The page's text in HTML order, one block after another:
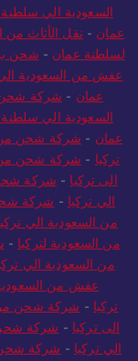
السعودية الي
عمان - نقل الأثاث
لسلطنة عمان - شحن
عفش من السعودية
عمان - شركة شحن
السعودية الي
عمان - شركة شحن من
تركيا - شركة شحن من
الى تركيا - شركة شحن
الي تركيا - شركة
من السعودية الي
من السعودية لتركيا -
من السعودية الي
عفش من السعودية
تركيا - شركة شحن من
الى تركيا - شركة شحن
الي تركيا - شركة شحن